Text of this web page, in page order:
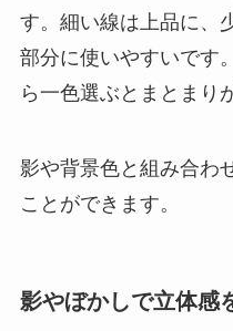
す。細い線は上品に、
部分に使いやすいです
ら一色選ぶとまとまり
影や背景色と組み合わ
ことができます。
影やぼかしで立体感